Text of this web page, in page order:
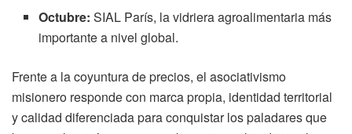
Octubre: SIAL París, la vidriera agroalimentaria más
importante a nivel global.
Frente a la coyuntura de precios, el asociativismo
misionero responde con marca propia, identidad territorial
y calidad diferenciada para conquistar los paladares que